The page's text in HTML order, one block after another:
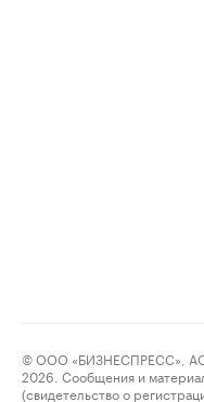
© ООО «БИЗНЕСПРЕСС»,
2026. Сообщения и
(свидетельство о